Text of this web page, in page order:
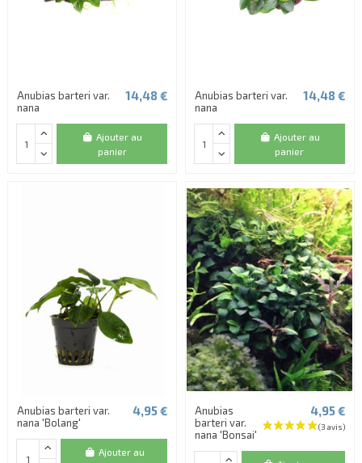
Anubias barteri var.
nana
14,48 €
Ajouter au
panier
Anubias barteri var.
nana
14,48 €
Ajouter au
panier
Anubias barteri var.
nana 'Bolang'
4,95 €
Ajouter au
Anubias
barteri var.
nana 'Bonsai'
4,95 €